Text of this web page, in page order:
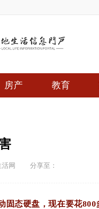
房产 教育
网 分享至：
固态硬盘，现在要花